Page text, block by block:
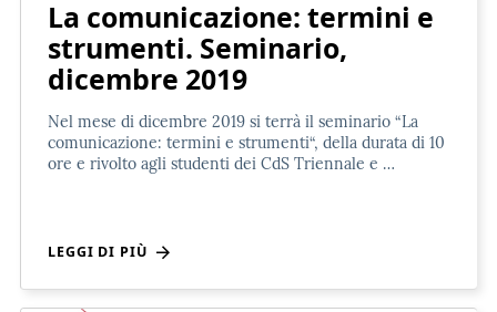
La comunicazione: termini e
strumenti. Seminario,
dicembre 2019
Nel mese di dicembre 2019 si terrà il seminario “La
comunicazione: termini e strumenti“, della durata di 10
ore e rivolto agli studenti dei CdS Triennale e …
LEGGI DI PIÙ